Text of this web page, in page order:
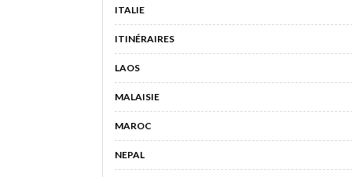
ITALIE
ITINÉRAIRES
LAOS
MALAISIE
MAROC
NEPAL